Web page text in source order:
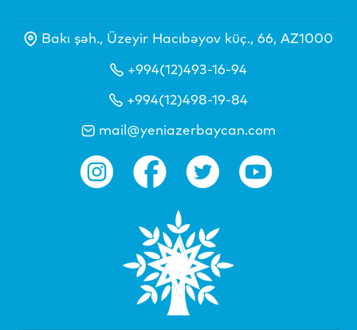
Bakı şəh., Üzeyir Hacıbəyov küç., 66, AZ1000
+994(12)493-16-94
+994(12)498-19-84
mail@yeniazerbaycan.com